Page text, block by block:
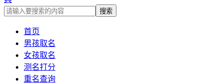
首页
男孩取名
女孩取名
测名打分
重名查询